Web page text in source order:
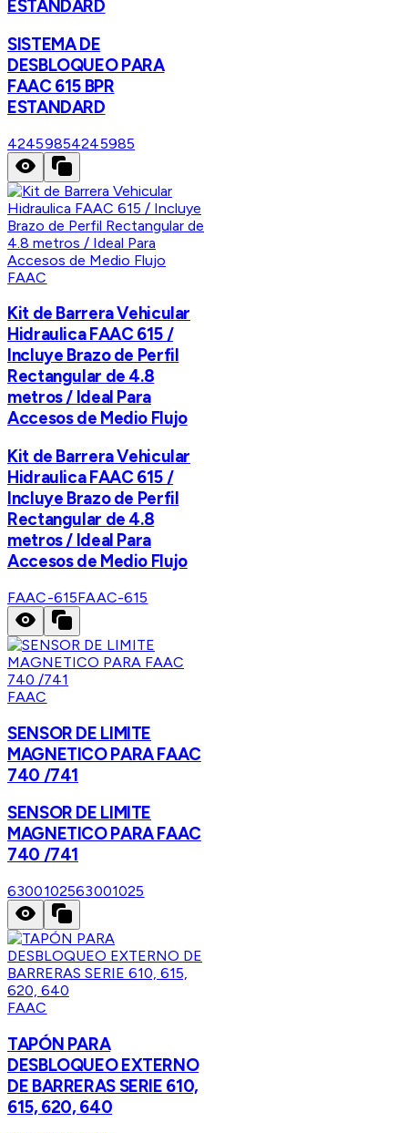
ESTANDARD
SISTEMA DE
DESBLOQUEO PARA
FAAC 615 BPR
ESTANDARD
42459854245985
FAAC
Kit de Barrera Vehicular
Hidraulica FAAC 615 /
Incluye Brazo de Perfil
Rectangular de 4.8
metros / Ideal Para
Accesos de Medio Flujo
Kit de Barrera Vehicular
Hidraulica FAAC 615 /
Incluye Brazo de Perfil
Rectangular de 4.8
metros / Ideal Para
Accesos de Medio Flujo
FAAC-615FAAC-615
FAAC
SENSOR DE LIMITE
MAGNETICO PARA FAAC
740 /741
SENSOR DE LIMITE
MAGNETICO PARA FAAC
740 /741
6300102563001025
FAAC
TAPÓN PARA
DESBLOQUEO EXTERNO
DE BARRERAS SERIE 610,
615, 620, 640